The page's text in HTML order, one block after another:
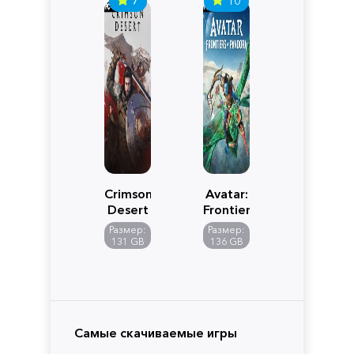
Crimson
Desert
Размер:
131 GB
Avatar:
Frontiers
of
Pandora
Размер:
136 GB
Самые скачиваемые игры